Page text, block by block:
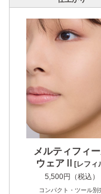
メルティフィ
ウェアⅡ
[レフィ
5,500円（税込）
コンパクト・ツール別